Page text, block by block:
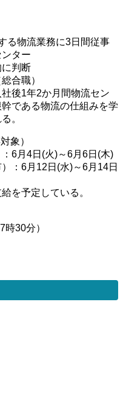
る物流業務に3日間従事
ター
に判断
合職）
後1年2か月間物流セン
である物流の仕組みを学
。
象）
6月4日(火)～6月6日(木)
：6月12日(水)～6月14日
を予定している。
30分）